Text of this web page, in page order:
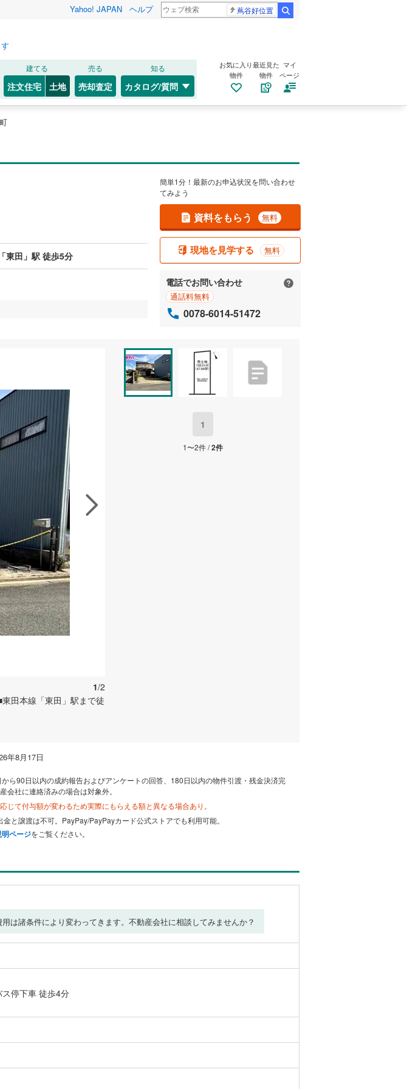
Yahoo! JAPAN ヘルプ 蔦谷好位置
建てる
注文住宅 土地
売る
売却査定
知る
カタログ/質問
お気に入り
物件
最近見た
物件
マイ
ページ
東田」駅 徒歩5分
簡単1分！最新のお申込状況を問い合わせ
てみよう
資料をもらう 無料
現地を見学する 無料
電話でお問い合わせ
通話料無料
0078-6014-51472
1/2
田本線「東田」駅まで徒
1
1〜2件 /2件
年8月17日
ら90日以内の成約報告およびアンケートの回答、180日以内の物件引渡・残金決済完
会社に連絡済みの場合は対象外。
じて付与額が変わるため実際にもらえる額と異なる場合あり。
と譲渡は不可。PayPay/PayPayカード公式ストアでも利用可能。
明ページをご覧ください。
は諸条件により変わってきます。不動産会社に相談してみませんか？
停下車 徒歩4分